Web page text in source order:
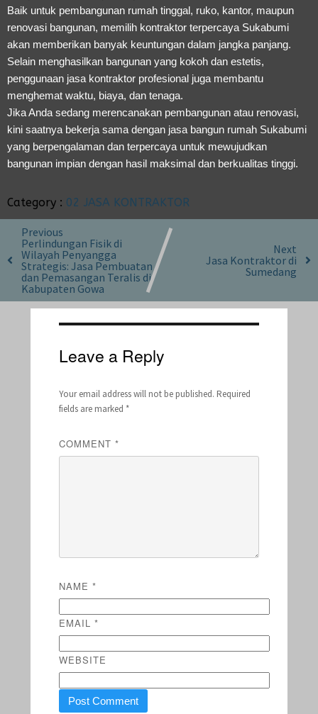
Baik untuk pembangunan rumah tinggal, ruko, kantor, maupun
renovasi bangunan, memilih kontraktor terpercaya Sukabumi
akan memberikan banyak keuntungan dalam jangka panjang.
Selain menghasilkan bangunan yang kokoh dan estetis,
penggunaan jasa kontraktor profesional juga membantu
menghemat waktu, biaya, dan tenaga.
Jika Anda sedang merencanakan pembangunan atau renovasi,
kini saatnya bekerja sama dengan jasa bangun rumah Sukabumi
yang berpengalaman dan terpercaya untuk mewujudkan
bangunan impian dengan hasil maksimal dan berkualitas tinggi.
Category : 02 JASA KONTRAKTOR
Previous
Perlindungan Fisik di
Wilayah Penyangga
Strategis: Jasa Pembuatan
dan Pemasangan Teralis di
Kabupaten Gowa
Next
Jasa Kontraktor di
Sumedang
Leave a Reply
Your email address will not be published. Required
fields are marked *
COMMENT *
NAME *
EMAIL *
WEBSITE